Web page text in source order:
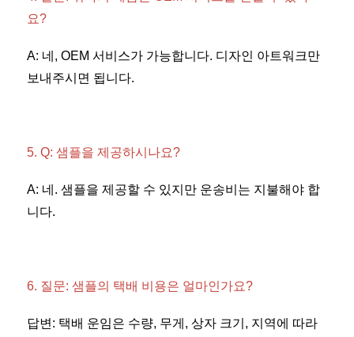
요?
A: 네, OEM 서비스가 가능합니다. 디자인 아트워크만
보내주시면 됩니다.
5. Q: 샘플을 제공하시나요?
A: 네. 샘플을 제공할 수 있지만 운송비는 지불해야 합
니다.
6. 질문: 샘플의 택배 비용은 얼마인가요?
답변: 택배 운임은 수량, 무게, 상자 크기, 지역에 따라